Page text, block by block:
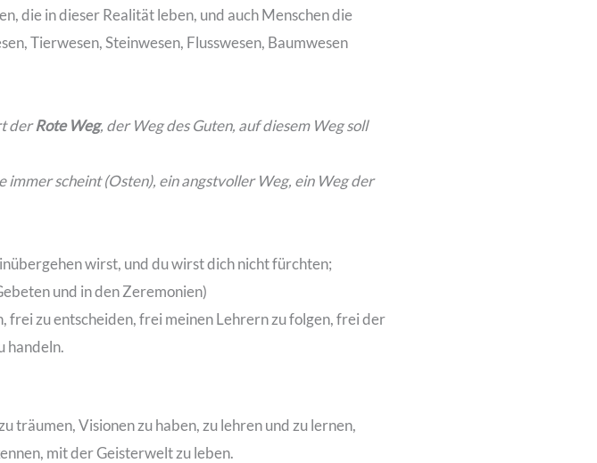
die in dieser Realität leben, und auch Menschen die
Tierwesen, Steinwesen, Flusswesen, Baumwesen
derRote Weg, der Weg des Guten, auf diesem Weg soll
scheint (Osten), ein angstvoller Weg, ein Weg der
wirst, und du wirst dich nicht fürchten;
Gebeten und in den Zeremonien)
frei zu entscheiden, frei meinen Lehrern zu folgen, frei der
handeln.
träumen, Visionen zu haben, zu lehren und zu lernen,
mit der Geisterwelt zu leben.